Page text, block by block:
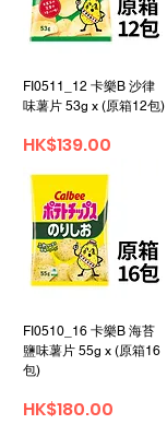
FI0511_12 卡樂B 沙律
味薯片 53g x (原箱12包)
價格
HK$139.00
FI0510_16 卡樂B 海苔
鹽味薯片 55g x (原箱16
包)
價格
HK$180.00